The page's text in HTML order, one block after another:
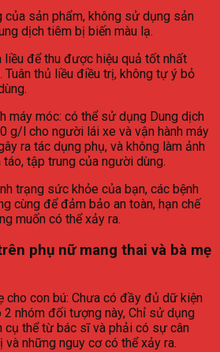
của sản phẩm, không sử dụng sản
dịch tiêm bị biến màu lạ.
liều để thu được hiệu quả tốt nhất
thủ liều điều trị, không tự ý bỏ
máy móc: có thể sử dụng Dung dịch
g/l cho người lái xe và vận hành máy
ra tác dụng phụ, và không làm ảnh
tập trung của người dùng.
trạng sức khỏe của bạn, các bệnh
cùng để đảm bảo an toàn, hạn chế
muốn có thể xảy ra.
phụ nữ mang thai và bà mẹ
cho con bú: Chưa có đầy đủ dữ kiện
2 nhóm đối tượng này, Chỉ sử dụng
cụ thể từ bác sĩ và phải có sự cân
những nguy cơ có thể xảy ra.